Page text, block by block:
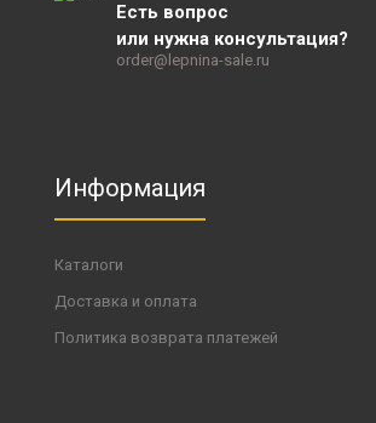
Есть вопрос
или нужна консультация?
order@lepnina-sale.ru
Информация
Каталоги
Доставка и оплата
Политика возврата платежей